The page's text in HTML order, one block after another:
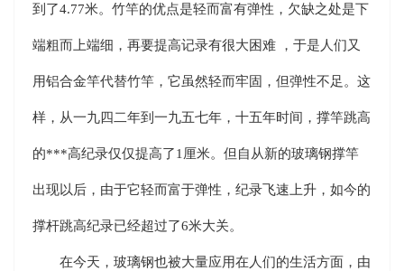
到了4.77米。竹竿的优点是轻而富有弹性，欠缺之处是下
端粗而上端细，再要提高记录有很大困难 ，于是人们又
用铝合金竿代替竹竿，它虽然轻而牢固，但弹性不足。这
样，从一九四二年到一九五七年，十五年时间，撑竿跳高
的***高纪录仅仅提高了1厘米。但自从新的玻璃钢撑竿
出现以后，由于它轻而富于弹性，纪录飞速上升，如今的
撑杆跳高纪录已经超过了6米大关。
在今天，玻璃钢也被大量应用在人们的生活方面，由